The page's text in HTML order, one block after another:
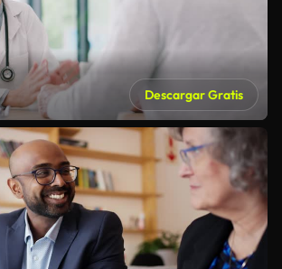
Descargar Gratis